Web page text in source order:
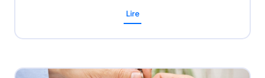
Lire